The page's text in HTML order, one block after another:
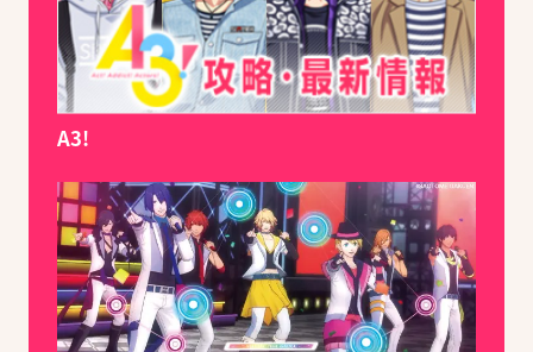
A3!